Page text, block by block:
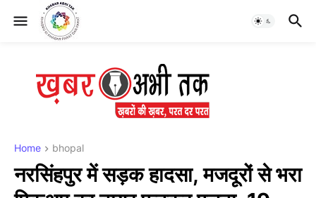
Home bhopal
नरसिंहपुर में सड़क हादसा, मजदूरों से भरा